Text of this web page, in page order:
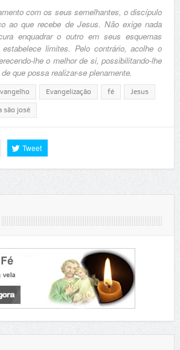
com os seus semelhantes, o discípulo
ao que recebe de Jesus. Não exige nada
enquadrar o outro em seus esquemas
estabelece limites. Pelo contrário, acolhe o
lhe o melhor de si, possibilitando-lhe
que possa realizar-se plenamente.
Evangelização fé Jesus
são josé
Tweet